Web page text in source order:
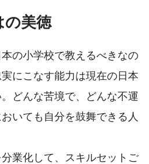
の美徳
の小学校で教えるべきなの
にこなす能力は現在の日本
どんな苦境で、どんな不運
いても自分を鼓舞できる人
業化して、スキルセットご